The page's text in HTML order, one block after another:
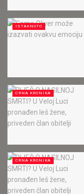
ISTAKNUTO
CRNA KRONIKA
CRNA KRONIKA